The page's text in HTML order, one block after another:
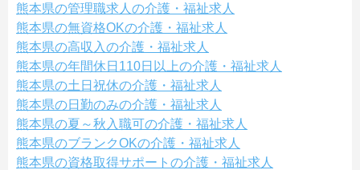
熊本県の管理職求人の介護・福祉求人
熊本県の無資格OKの介護・福祉求人
熊本県の高収入の介護・福祉求人
熊本県の年間休日110日以上の介護・福祉求人
熊本県の土日祝休の介護・福祉求人
熊本県の日勤のみの介護・福祉求人
熊本県の夏～秋入職可の介護・福祉求人
熊本県のブランクOKの介護・福祉求人
熊本県の資格取得サポートの介護・福祉求人